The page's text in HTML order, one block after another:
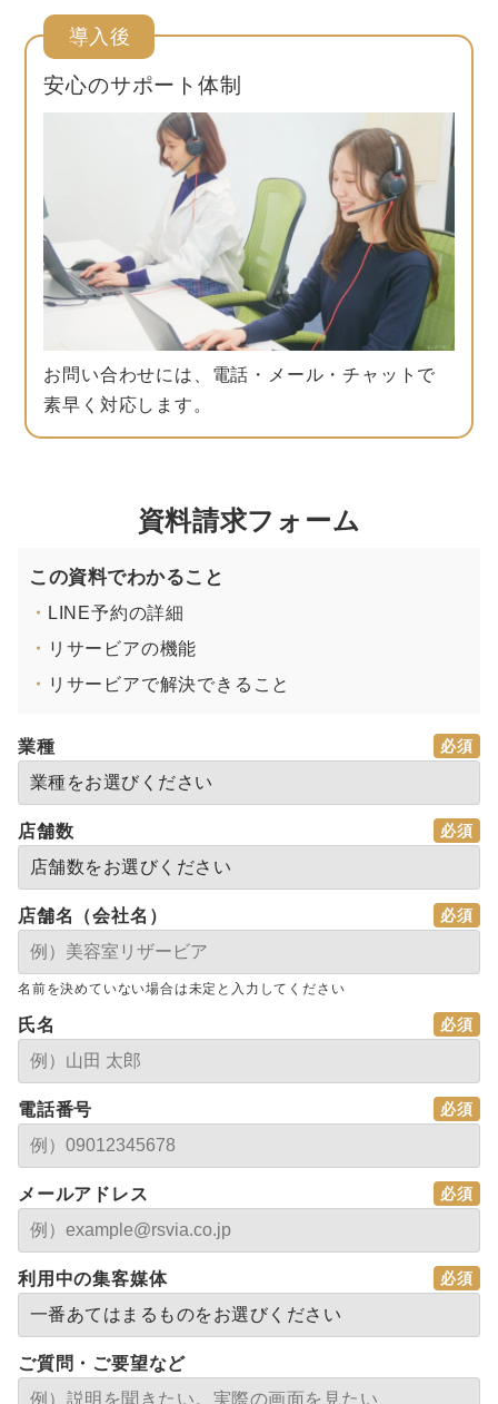
導入後
安心のサポート体制
お問い合わせには、電話・メール・チャットで
素早く対応します。
資料請求フォーム
この資料でわかること
・ LINE予約の詳細
・ リサービアの機能
・ リサービアで解決できること
業種
店舗数
店舗名（会社名）
名前を決めていない場合は未定と入力してください
氏名
電話番号
メールアドレス
利用中の集客媒体
ご質問・ご要望など